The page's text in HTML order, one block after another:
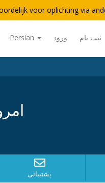
voor oplichting via
Persian ورود ثبت نام
پشتیبانی